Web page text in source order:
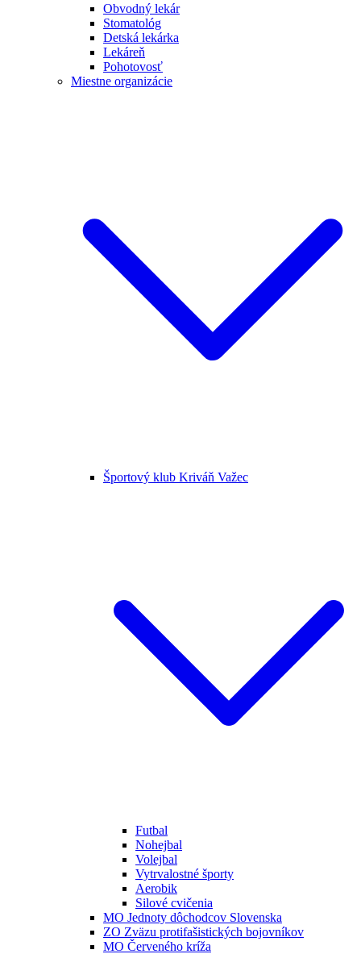
Obvodný lekár
Stomatológ
Detská lekárka
Lekáreň
Pohotovosť
Miestne organizácie
Športový klub Kriváň Važec
Futbal
Nohejbal
Volejbal
Vytrvalostné športy
Aerobik
Silové cvičenia
MO Jednoty dôchodcov Slovenska
ZO Zväzu protifašistických bojovníkov
MO Červeného kríža